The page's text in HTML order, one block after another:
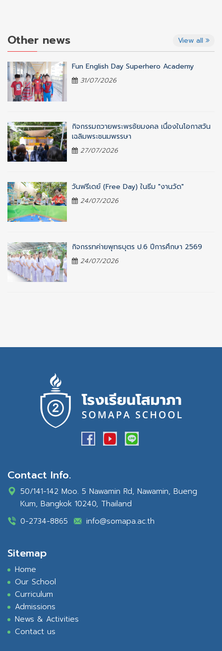
Other news View all
Fun English Day Superhero Academy
31/07/2026
กิจกรรมถวายพระพรชัยมงคล เนื่องในโอกาสวัน
เฉลิมพระชนมพรรษา
27/07/2026
วันฟรีเดย์ (Free Day) ในธีม "งานวัด"
24/07/2026
กิจกรรทค่ายพุทธบุตร ป.6 ปีการศึกษา 2569
24/07/2026
Contact Info.
50/141-142 Moo. 5 Nawamin Rd, Nawamin, Bueng
Kum, Bangkok 10240, Thailand
0-2734-8865
info@somapa.ac.th
Sitemap
Home
Our School
Curriculum
Admissions
News & Activities
Contact us